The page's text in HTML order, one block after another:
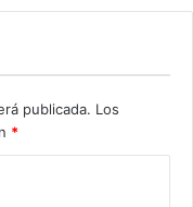
publicada. Los
*